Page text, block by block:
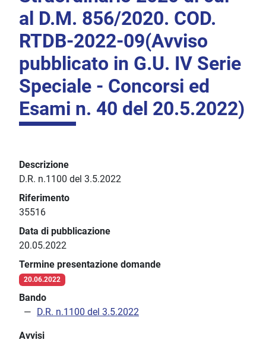
al D.M. 856/2020. COD.
RTDB-2022-09(Avviso
pubblicato in G.U. IV Serie
Speciale - Concorsi ed
Esami n. 40 del 20.5.2022)
Descrizione
D.R. n.1100 del 3.5.2022
Riferimento
35516
Data di pubblicazione
20.05.2022
Termine presentazione domande
20.06.2022
Bando
D.R. n.1100 del 3.5.2022
Avvisi